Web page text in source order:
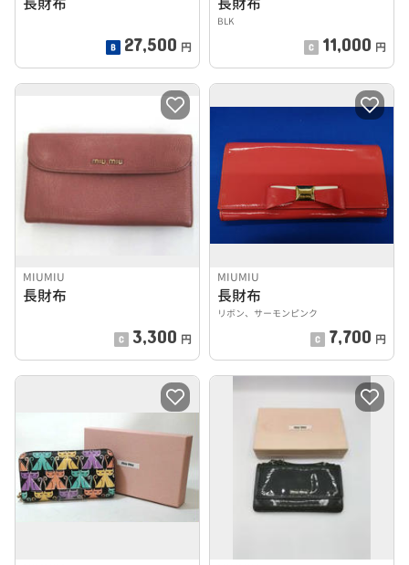
27,500 円
BLK
11,000 円
MIUMIU
長財布
3,300 円
MIUMIU
長財布
リボン、サーモンピンク
7,700 円